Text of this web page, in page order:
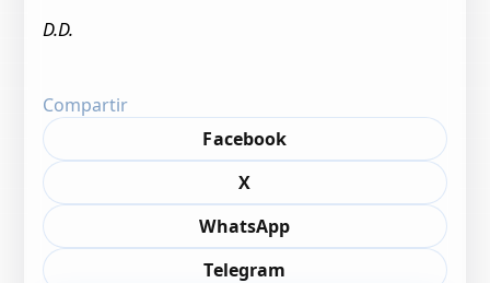
D.D.
Compartir
Facebook
X
WhatsApp
Telegram